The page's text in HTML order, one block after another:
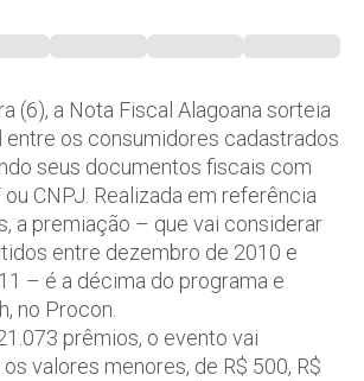
(6), a Nota Fiscal Alagoana sorteia
entre os consumidores cadastrados
seus documentos fiscais com
CNPJ. Realizada em referência
a premiação – que vai considerar
entre dezembro de 2010 e
– é a décima do programa e
no Procon.
prêmios, o evento vai
valores menores, de R$ 500, R$